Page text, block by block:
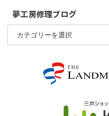
夢工房修理ブログ
夢
房